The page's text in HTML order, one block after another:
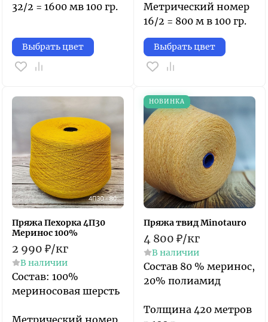
32/2 = 1600 мв 100 гр.
Выбрать цвет
Метрический номер
16/2 = 800 м в 100 гр.
Выбрать цвет
Пряжа Пехорка 4П30
Меринос 100%
2 990 ₽/кг
В наличии
Состав: 100% ​
мериносовая шерсть
Метрический номер
НОВИНКА
Пряжа твид Minotauro
4 800 ₽/кг
В наличии
​Состав 80 % меринос,
20% полиамид
Толщина 420 метров